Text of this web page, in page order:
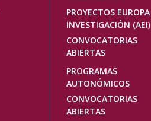
PROYECTOS EUROPA
INVESTIGACIÓN (AEI)
CONVOCATORIAS
ABIERTAS
PROGRAMAS
AUTONÓMICOS
CONVOCATORIAS
ABIERTAS